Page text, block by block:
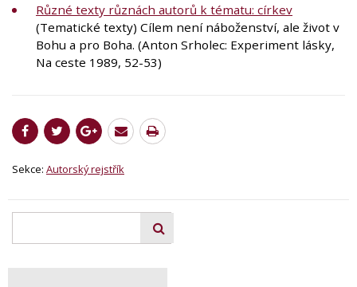
Různé texty různách autorů k tématu: církev
(Tematické texty) Cílem není náboženství, ale život v
Bohu a pro Boha. (Anton Srholec: Experiment lásky,
Na ceste 1989, 52-53)
Sekce: Autorský rejstřík